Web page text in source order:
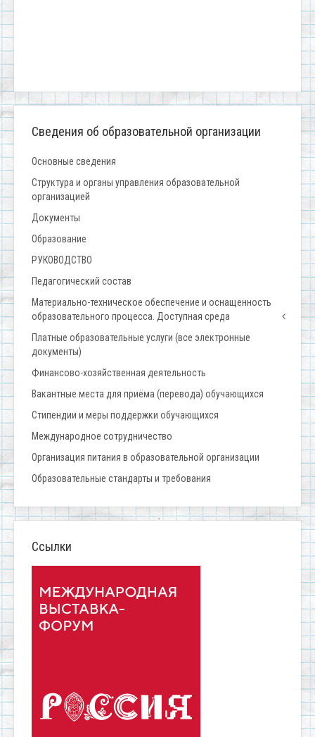
Сведения об образовательной организации
Основные сведения
Структура и органы управления образовательной
организацией
Документы
Образование
РУКОВОДСТВО
Педагогический состав
Материально-техническое обеспечение и оснащенность
образовательного процесса. Доступная среда
Платные образовательные услуги (все электронные
документы)
Финансово-хозяйственная деятельность
Вакантные места для приёма (перевода) обучающихся
Стипендии и меры поддержки обучающихся
Международное сотрудничество
Организация питания в образовательной организации
Образовательные стандарты и требования
Ссылки